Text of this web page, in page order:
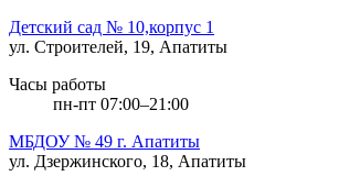
Детский сад № 10,корпус 1
ул. Строителей, 19, Апатиты
Часы работы
пн-пт 07:00–21:00
МБДОУ № 49 г. Апатиты
ул. Дзержинского, 18, Апатиты